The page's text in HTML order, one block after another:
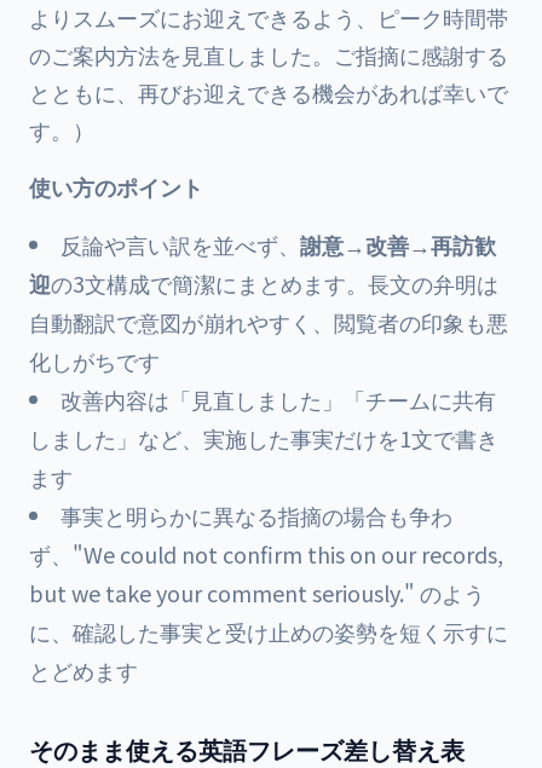
よりスムーズにお迎えできるよう、ピーク時間帯
のご案内方法を見直しました。ご指摘に感謝する
とともに、再びお迎えできる機会があれば幸いで
す。）
使い方のポイント
反論や言い訳を並べず、 謝意→改善→再訪歓
迎の3文構成で簡潔にまとめます。長文の弁明は
自動翻訳で意図が崩れやすく、閲覧者の印象も悪
化しがちです
改善内容は「見直しました」「チームに共有
しました」など、実施した事実だけを1文で書き
ます
事実と明らかに異なる指摘の場合も争わ
ず、"We could not confirm this on our records,
but we take your comment seriously." のよう
に、確認した事実と受け止めの姿勢を短く示すに
とどめます
そのまま使える英語フレーズ差し替え表